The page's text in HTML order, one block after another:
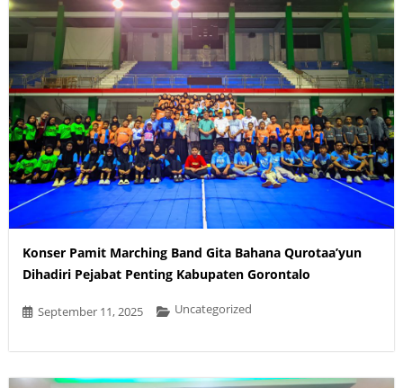
Konser Pamit Marching Band Gita Bahana Qurotaa’yun
Dihadiri Pejabat Penting Kabupaten Gorontalo
September 11, 2025 Uncategorized